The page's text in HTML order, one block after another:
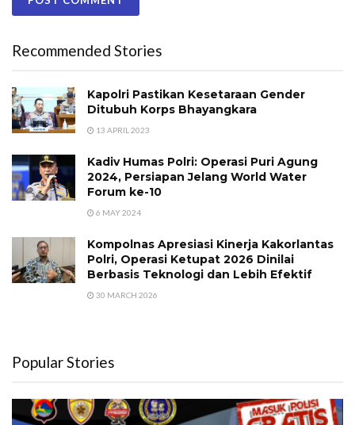
Recommended Stories
Kapolri Pastikan Kesetaraan Gender
Ditubuh Korps Bhayangkara
13 APRIL 2023
Kadiv Humas Polri: Operasi Puri Agung
2024, Persiapan Jelang World Water
Forum ke-10
6 MAY 2024
Kompolnas Apresiasi Kinerja Kakorlantas
Polri, Operasi Ketupat 2026 Dinilai
Berbasis Teknologi dan Lebih Efektif
30 MARCH 2026
Popular Stories